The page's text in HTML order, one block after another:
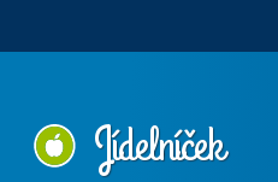
Jídelníček